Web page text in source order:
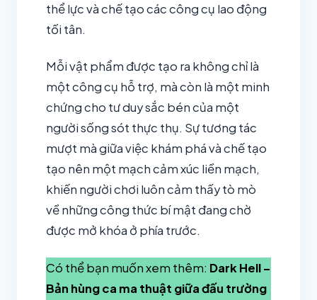
thể lực và chế tạo các công cụ lao động
tối tân.
Mỗi vật phẩm được tạo ra không chỉ là
một công cụ hỗ trợ, mà còn là một minh
chứng cho tư duy sắc bén của một
người sống sót thực thụ. Sự tương tác
mượt mà giữa việc khám phá và chế tạo
tạo nên một mạch cảm xúc liền mạch,
khiến người chơi luôn cảm thấy tò mò
về những công thức bí mật đang chờ
được mở khóa ở phía trước.
Có thể bạn muốn xem thêm: Dark Hell –
Bản hùng ca ma thuật giữa đấu trường